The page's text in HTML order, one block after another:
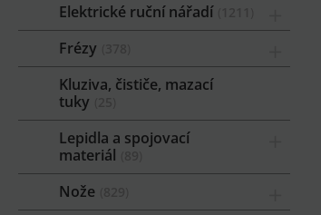
Elektrické ruční nářadí
Frézy
Kluziva, čističe, mazací
tuky
Lepidla a spojovací
materiál
Nože